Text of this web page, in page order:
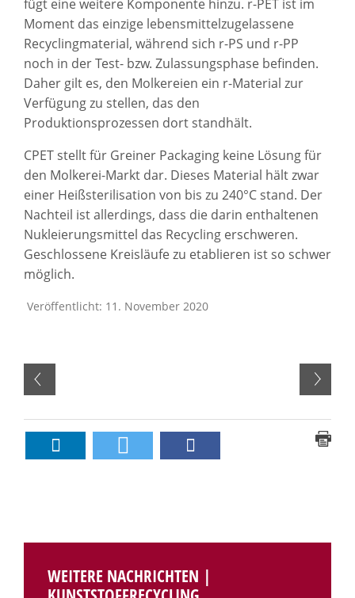
fügt eine weitere Komponente hinzu. r-PET ist im
Moment das einzige lebensmittelzugelassene
Recyclingmaterial, während sich r-PS und r-PP
noch in der Test- bzw. Zulassungsphase befinden.
Daher gilt es, den Molkereien ein r-Material zur
Verfügung zu stellen, das den
Produktionsprozessen dort standhält.
CPET stellt für Greiner Packaging keine Lösung für
den Molkerei-Markt dar. Dieses Material hält zwar
einer Heißsterilisation von bis zu 240°C stand. Der
Nachteil ist allerdings, dass die darin enthaltenen
Nukleierungsmittel das Recycling erschweren.
Geschlossene Kreisläufe zu etablieren ist so schwer
möglich.
Veröffentlicht: 11. November 2020
WEITERE NACHRICHTEN |